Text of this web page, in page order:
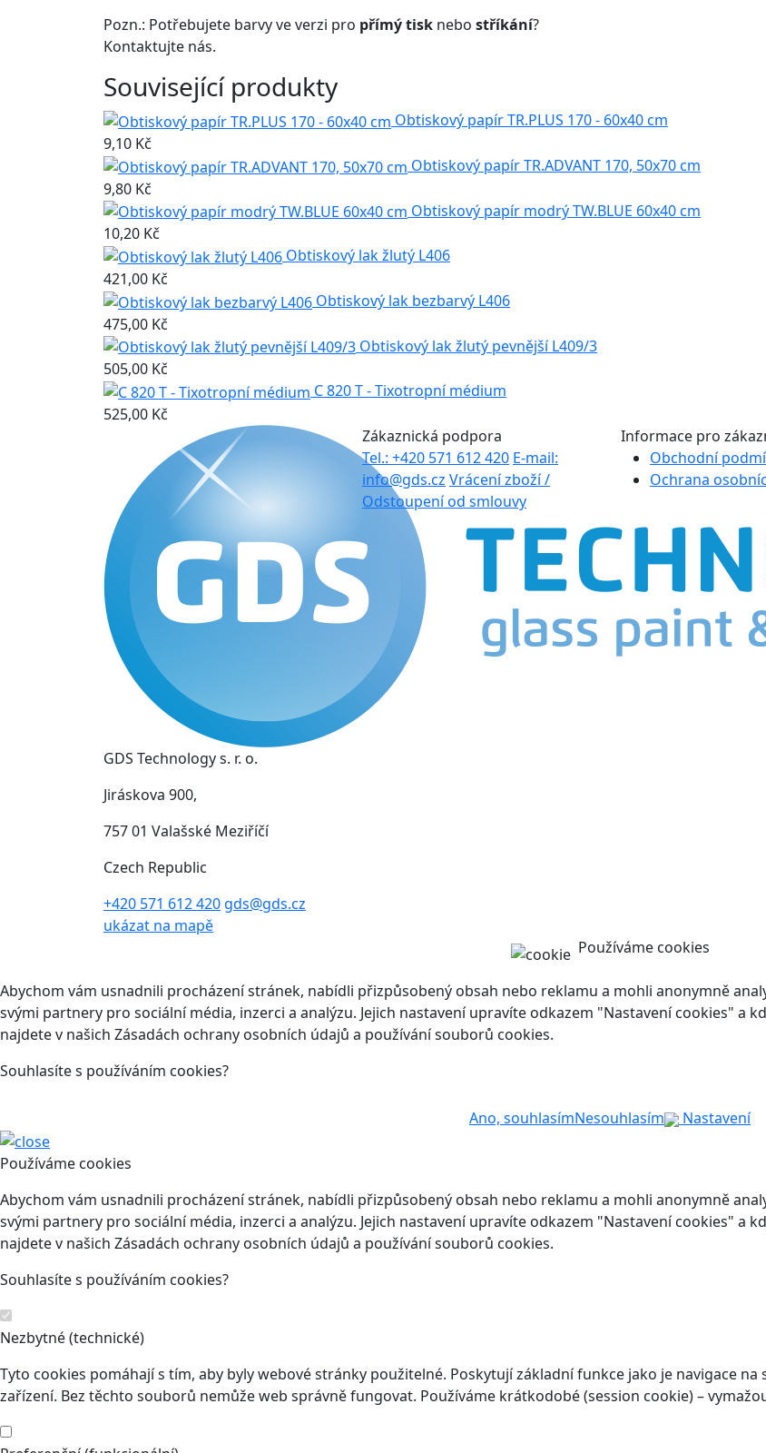
Pozn.: Potřebujete barvy ve verzi pro přímý tisk nebo stříkání?
Kontaktujte nás.
Související produkty
Obtiskový papír TR.PLUS 170 - 60x40 cm
9,10 Kč
Obtiskový papír TR.ADVANT 170, 50x70 cm
9,80 Kč
Obtiskový papír modrý TW.BLUE 60x40 cm
10,20 Kč
Obtiskový lak žlutý L406
421,00 Kč
Obtiskový lak bezbarvý L406
475,00 Kč
Obtiskový lak žlutý pevnější L409/3
505,00 Kč
C 820 T - Tixotropní médium
525,00 Kč
GDS Technology s. r. o.
Jiráskova 900,
757 01 Valašské Meziříčí
Czech Republic
+420 571 612 420 gds@gds.cz
ukázat na mapě
Zákaznická podpora
Tel.: +420 571 612 420 E-mail:
info@gds.cz Vrácení zboží /
Odstoupení od smlouvy
Informace pro
Obchodní
Ochrana
Používáme cookies
Abychom vám usnadnili procházení stránek, nabídli přizpůsobený obsah nebo reklamu a mohli anonymně
svými partnery pro sociální média, inzerci a analýzu. Jejich nastavení upravíte odkazem "Nastavení cookies" a
najdete v našich Zásadách ochrany osobních údajů a používání souborů cookies.
Souhlasíte s používáním cookies?
Ano, souhlasímNesouhlasím Nastavení
Používáme cookies
Abychom vám usnadnili procházení stránek, nabídli přizpůsobený obsah nebo reklamu a mohli anonymně
svými partnery pro sociální média, inzerci a analýzu. Jejich nastavení upravíte odkazem "Nastavení cookies" a
najdete v našich Zásadách ochrany osobních údajů a používání souborů cookies.
Souhlasíte s používáním cookies?
Nezbytné (technické)
Tyto cookies pomáhají s tím, aby byly webové stránky použitelné. Poskytují základní funkce jako je navigace
zařízení. Bez těchto souborů nemůže web správně fungovat. Používáme krátkodobé (session cookie) –